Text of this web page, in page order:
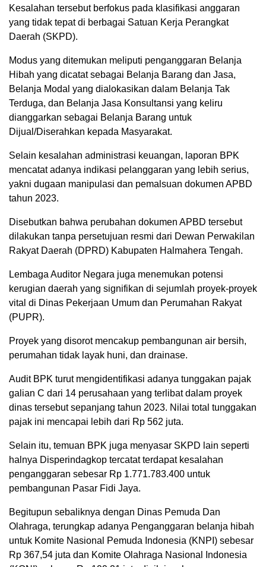
Kesalahan tersebut berfokus pada klasifikasi anggaran
yang tidak tepat di berbagai Satuan Kerja Perangkat
Daerah (SKPD).
Modus yang ditemukan meliputi penganggaran Belanja
Hibah yang dicatat sebagai Belanja Barang dan Jasa,
Belanja Modal yang dialokasikan dalam Belanja Tak
Terduga, dan Belanja Jasa Konsultansi yang keliru
dianggarkan sebagai Belanja Barang untuk
Dijual/Diserahkan kepada Masyarakat.
Selain kesalahan administrasi keuangan, laporan BPK
mencatat adanya indikasi pelanggaran yang lebih serius,
yakni dugaan manipulasi dan pemalsuan dokumen APBD
tahun 2023.
Disebutkan bahwa perubahan dokumen APBD tersebut
dilakukan tanpa persetujuan resmi dari Dewan Perwakilan
Rakyat Daerah (DPRD) Kabupaten Halmahera Tengah.
Lembaga Auditor Negara juga menemukan potensi
kerugian daerah yang signifikan di sejumlah proyek-proyek
vital di Dinas Pekerjaan Umum dan Perumahan Rakyat
(PUPR).
Proyek yang disorot mencakup pembangunan air bersih,
perumahan tidak layak huni, dan drainase.
Audit BPK turut mengidentifikasi adanya tunggakan pajak
galian C dari 14 perusahaan yang terlibat dalam proyek
dinas tersebut sepanjang tahun 2023. Nilai total tunggakan
pajak ini mencapai lebih dari Rp 562 juta.
Selain itu, temuan BPK juga menyasar SKPD lain seperti
halnya Disperindagkop tercatat terdapat kesalahan
penganggaran sebesar Rp 1.771.783.400 untuk
pembangunan Pasar Fidi Jaya.
Begitupun sebaliknya dengan Dinas Pemuda Dan
Olahraga, terungkap adanya Penganggaran belanja hibah
untuk Komite Nasional Pemuda Indonesia (KNPI) sebesar
Rp 367,54 juta dan Komite Olahraga Nasional Indonesia